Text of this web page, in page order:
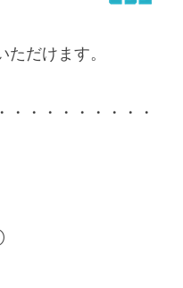
だけます。
・・・・・・・・・